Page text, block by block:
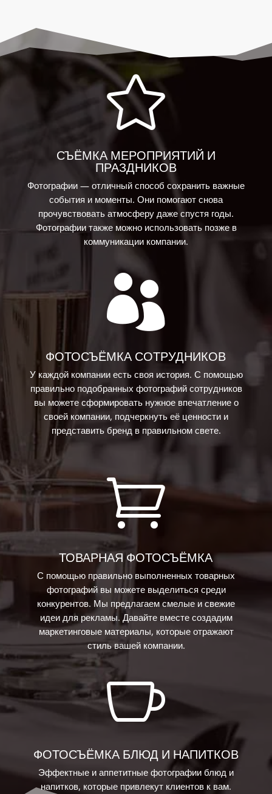

СЪЁМКА МЕРОПРИЯТИЙ И
ПРАЗДНИКОВ
Фотографии — отличный способ сохранить важные
события и моменты. Они помогают снова
прочувствовать атмосферу даже спустя годы.
Фотографии также можно использовать позже в
коммуникации компании.

ФОТОСЪЁМКА СОТРУДНИКОВ
У каждой компании есть своя история. С помощью
правильно подобранных фотографий сотрудников
вы можете сформировать нужное впечатление о
своей компании, подчеркнуть её ценности и
представить бренд в правильном свете.

ТОВАРНАЯ ФОТОСЪЁМКА
С помощью правильно выполненных товарных
фотографий вы можете выделиться среди
конкурентов. Мы предлагаем смелые и свежие
идеи для рекламы. Давайте вместе создадим
маркетинговые материалы, которые отражают
стиль вашей компании.

ФОТОСЪЁМКА БЛЮД И НАПИТКОВ
Эффектные и аппетитные фотографии блюд и
напитков, которые привлекут клиентов к вам.